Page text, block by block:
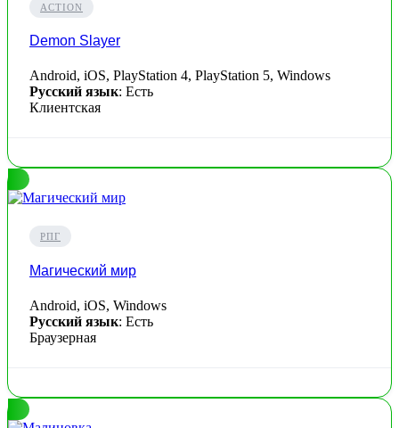
ACTION
Demon Slayer
Android, iOS, PlayStation 4, PlayStation 5, Windows
Русский язык: Есть
Клиентская
РПГ
Магический мир
Android, iOS, Windows
Русский язык: Есть
Браузерная